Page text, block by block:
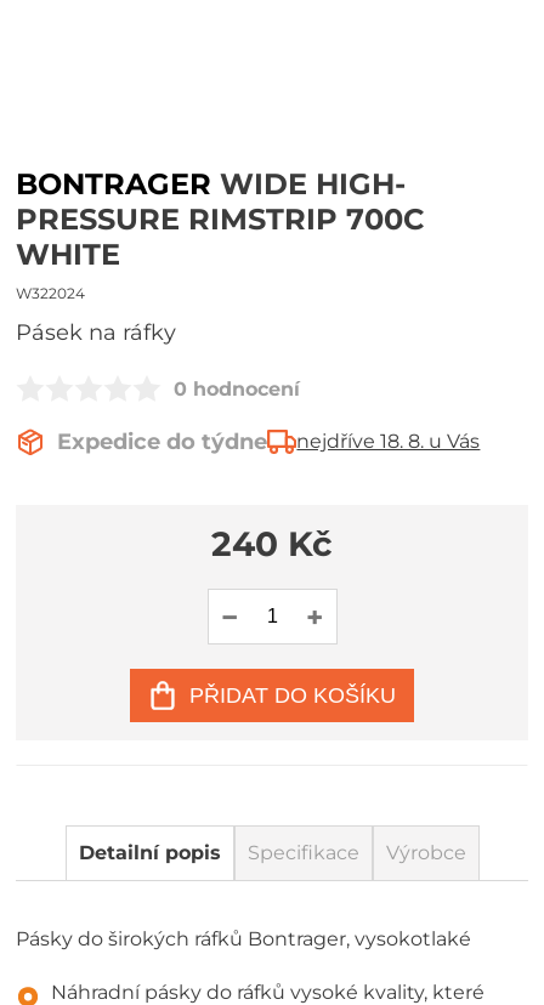
BONTRAGER WIDE HIGH-
PRESSURE RIMSTRIP 700C
WHITE
W322024
Pásek na ráfky
0 hodnocení
Expedice do týdne nejdříve 18. 8. u Vás
240 Kč
PŘIDAT DO KOŠÍKU
Detailní popis Specifikace Výrobce
Pásky do širokých ráfků Bontrager, vysokotlaké
Náhradní pásky do ráfků vysoké kvality, které